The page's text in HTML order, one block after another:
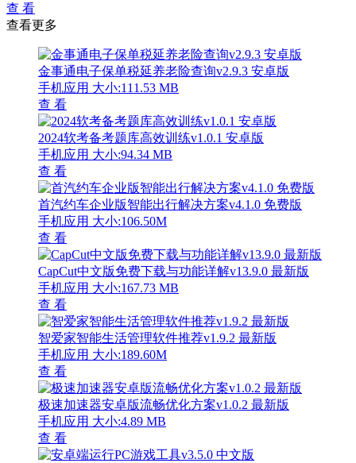
查 看
查看更多
金事通电子保单税延养老险查询v2.9.3 安卓版
手机应用 大小:111.53 MB
查 看
2024软考备考题库高效训练v1.0.1 安卓版
手机应用 大小:94.34 MB
查 看
首汽约车企业版智能出行解决方案v4.1.0 免费版
手机应用 大小:106.50M
查 看
CapCut中文版免费下载与功能详解v13.9.0 最新版
手机应用 大小:167.73 MB
查 看
智爱家智能生活管理软件推荐v1.9.2 最新版
手机应用 大小:189.60M
查 看
极速加速器安卓版流畅优化方案v1.0.2 最新版
手机应用 大小:4.89 MB
查 看